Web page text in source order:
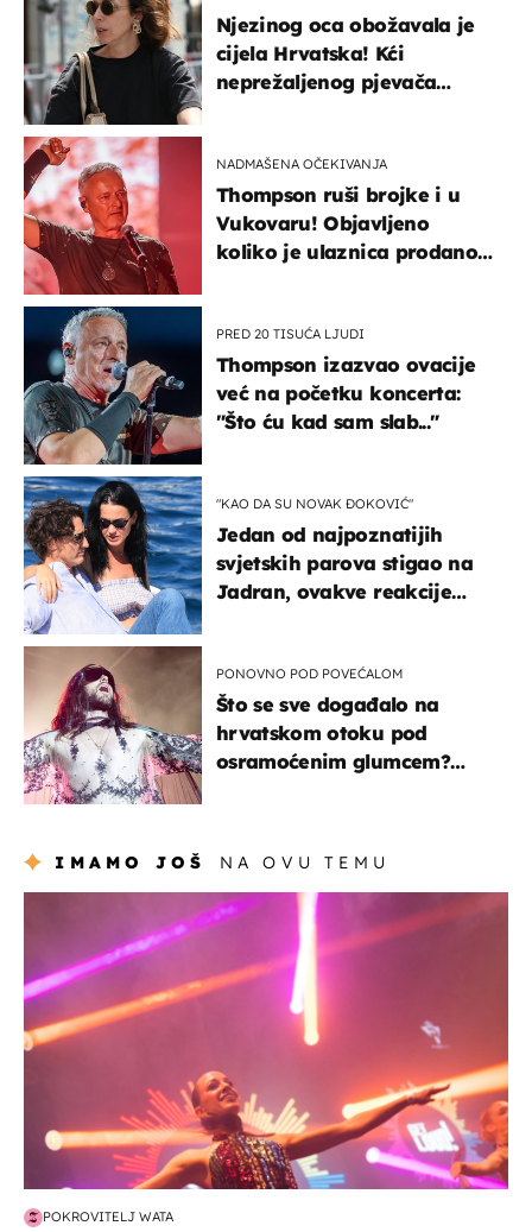
Njezinog oca obožavala je
cijela Hrvatska! Kći
neprežaljenog pjevača
NADMAŠENA OČEKIVANJA
Thompson ruši brojke i u
Vukovaru! Objavljeno
koliko je ulaznica prodano
PRED 20 TISUĆA LJUDI
Thompson izazvao ovacije
već na početku koncerta:
"Što ću kad sam slab..."
"KAO DA SU NOVAK ĐOKOVIĆ"
Jedan od najpoznatijih
svjetskih parova stigao na
Jadran, ovakve reakcije
PONOVNO POD POVEĆALOM
Što se sve događalo na
hrvatskom otoku pod
osramoćenim glumcem?
IMAMO JOŠ NA OVU TEMU
POKROVITELJ WATA